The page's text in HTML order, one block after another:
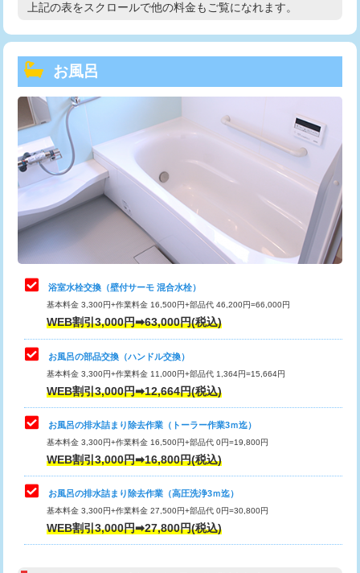
高度高圧洗浄換 現地調査
トーラー機使用/3mまで
追加トーラー機使用/3m超え
カメラ調査 33,000円
桝清掃 8,800円
止水・漏水調査・防水処理・清掃・修
理・調整・分解・加工など（軽作業）
止水・漏水調査・防水処理・清掃・修
理・調整・分解・加工など（中作業）
22,000円
止水・漏水調査・防水処理・清掃・修
理・調整・分解・加工など（重作業）
33,000円
トイレタンク脱着
トイレ便器脱着
タンクレストイレ脱着 33,000円
小便器トイレ脱着
その他部品の脱着 8,800円～
交換・取付（タンク）
上記の表をスクロールで他の料金もご覧になれます。
お風呂
浴室水栓交換（壁付サーモ 混合水栓）
基本料金 3,300円+作業料金 16,500円+部品代 46,200円=66,000円
WEB割引3,000円➡63,000円(税込)
お風呂の部品交換（ハンドル交換）
基本料金 3,300円+作業料金 11,000円+部品代 1,364円=15,664円
WEB割引3,000円➡12,664円(税込)
お風呂の排水詰まり除去作業（トーラー作業3ｍ迄）
基本料金 3,300円+作業料金 16,500円+部品代 0円=19,800円
WEB割引3,000円➡16,800円(税込)
お風呂の排水詰まり除去作業（高圧洗浄3ｍ迄）
基本料金 3,300円+作業料金 27,500円+部品代 0円=30,800円
WEB割引3,000円➡27,800円(税込)